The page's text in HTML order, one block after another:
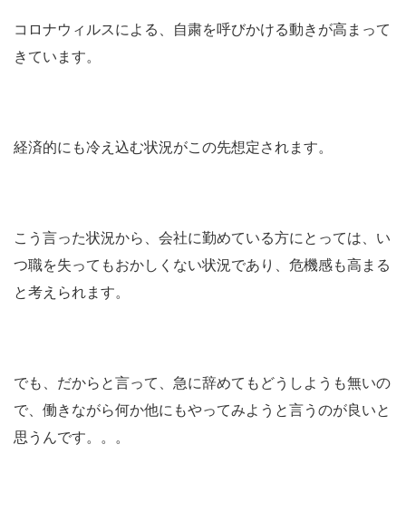
コロナウィルスによる、自粛を呼びかける動きが高まって
きています。
経済的にも冷え込む状況がこの先想定されます。
こう言った状況から、会社に勤めている方にとっては、い
つ職を失ってもおかしくない状況であり、危機感も高まる
と考えられます。
でも、だからと言って、急に辞めてもどうしようも無いの
で、働きながら何か他にもやってみようと言うのが良いと
思うんです。。。